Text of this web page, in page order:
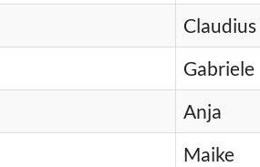
Claudius
Gabriele
Anja
Maike